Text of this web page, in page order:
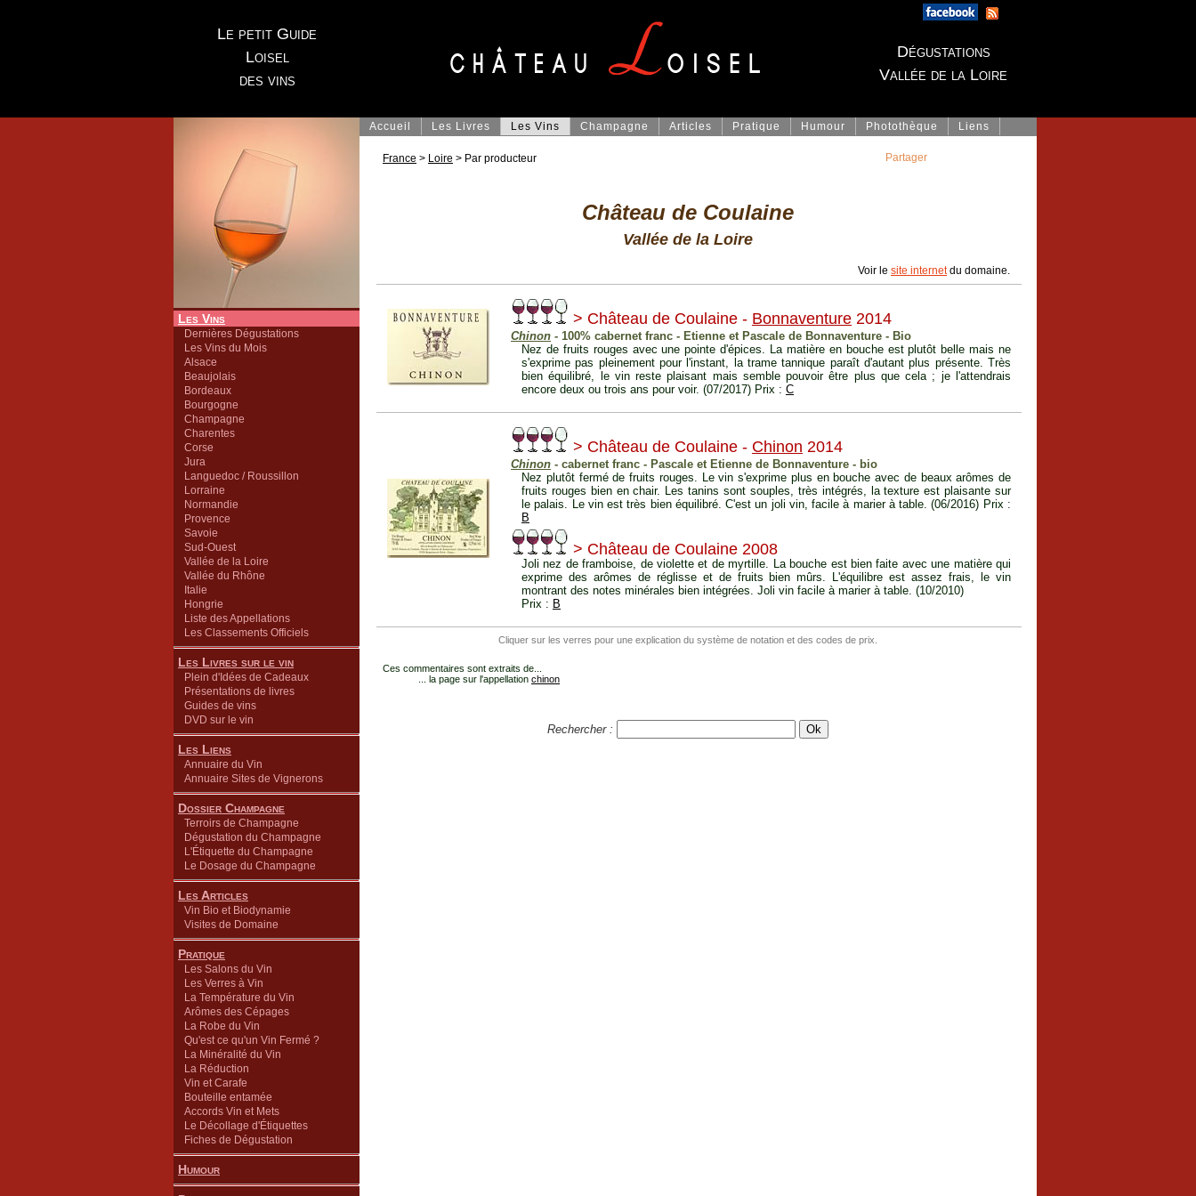
Le petit Guide
Loisel
des vins
Dégustations
Vallée de la Loire
Les Vins
Dernières Dégustations
Les Vins du Mois
Alsace
Beaujolais
Bordeaux
Bourgogne
Champagne
Charentes
Corse
Jura
Languedoc / Roussillon
Lorraine
Normandie
Provence
Savoie
Sud-Ouest
Vallée de la Loire
Vallée du Rhône
Italie
Hongrie
Liste des Appellations
Les Classements Officiels
Les Livres sur le vin
Plein d'Idées de Cadeaux
Présentations de livres
Guides de vins
DVD sur le vin
Les Liens
Annuaire du Vin
Annuaire Sites de Vignerons
Dossier Champagne
Terroirs de Champagne
Dégustation du Champagne
L'Étiquette du Champagne
Le Dosage du Champagne
Les Articles
Vin Bio et Biodynamie
Visites de Domaine
Pratique
Les Salons du Vin
Les Verres à Vin
La Température du Vin
Arômes des Cépages
La Robe du Vin
Qu'est ce qu'un Vin Fermé ?
La Minéralité du Vin
La Réduction
Vin et Carafe
Bouteille entamée
Accords Vin et Mets
Le Décollage d'Étiquettes
Fiches de Dégustation
Humour
Accueil Les Livres Les Vins Champagne Articles Pratique Humour Photothèque Liens
France > Loire > Par producteur
Château de Coulaine
Vallée de la Loire
Voir le site internetdu domaine.
> Château de Coulaine - Bonnaventure 2014
Chinon - 100% cabernet franc - Etienne et Pascale de Bonnaventure - Bio
Nez de fruits rouges avec une pointe d'épices. La matière en bouche est plutôt belle mais ne
s'exprime pas pleinement pour l'instant, la trame tannique paraît d'autant plus présente. Très
bien équilibré, le vin reste plaisant mais semble pouvoir être plus que cela ; je l'attendrais
encore deux ou trois ans pour voir. (07/2017) Prix : C
> Château de Coulaine - Chinon 2014
Chinon - cabernet franc - Pascale et Etienne de Bonnaventure - bio
Nez plutôt fermé de fruits rouges. Le vin s'exprime plus en bouche avec de beaux arômes de
fruits rouges bien en chair. Les tanins sont souples, très intégrés, la texture est plaisante sur
le palais. Le vin est très bien équilibré. C'est un joli vin, facile à marier à table. (06/2016) Prix :
B
> Château de Coulaine 2008
Joli nez de framboise, de violette et de myrtille. La bouche est bien faite avec une matière qui
exprime des arômes de réglisse et de fruits bien mûrs. L'équilibre est assez frais, le vin
montrant des notes minérales bien intégrées. Joli vin facile à marier à table. (10/2010)
Prix : B
Cliquer sur les verres pour une explication du système de notation et des codes de prix.
Ces commentaires sont extraits de...
... la page sur l'appellation chinon
Rechercher :
Partager